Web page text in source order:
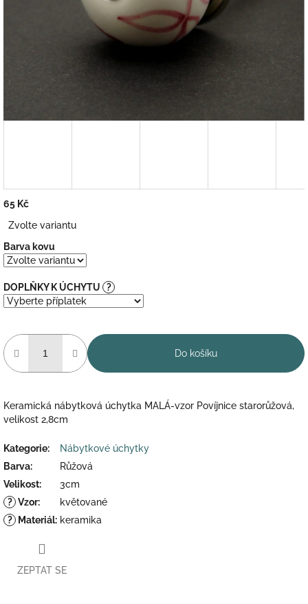
65 Kč
cena:
Zvolte variantu
Barva kovu
DOPLŇKY K ÚCHYTU ?
Do košíku
Keramická nábytková úchytka MALÁ-vzor Povíjnice starorůžová,
velikost 2,8cm
Kategorie:
Nábytkové úchytky
Barva:
Růžová
Velikost:
3cm
? Vzor:
květované
?
Materiál: keramika
ZEPTAT SE